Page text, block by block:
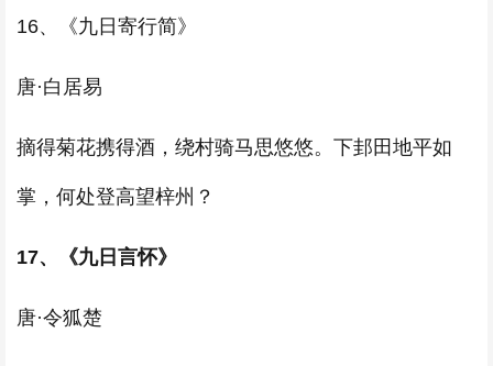
16、《九日寄行简》
唐·白居易
摘得菊花携得酒，绕村骑马思悠悠。下邽田地平如
掌，何处登高望梓州？
17、《九日言怀》
唐·令狐楚